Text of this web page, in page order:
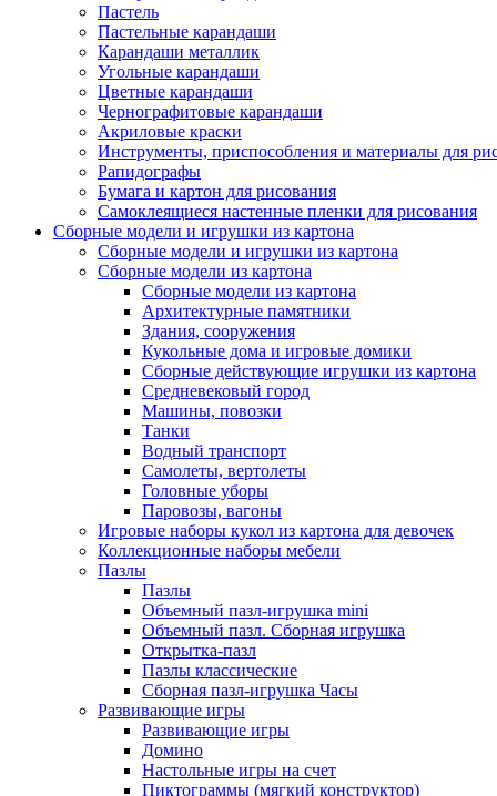
Пастель
Пастельные карандаши
Карандаши металлик
Угольные карандаши
Цветные карандаши
Чернографитовые карандаши
Акриловые краски
Инструменты, приспособления и материалы для
Рапидографы
Бумага и картон для рисования
Самоклеящиеся настенные пленки для рисования
Сборные модели и игрушки из картона
Сборные модели и игрушки из картона
Сборные модели из картона
Сборные модели из картона
Архитектурные памятники
Здания, сооружения
Кукольные дома и игровые домики
Сборные действующие игрушки из картона
Средневековый город
Машины, повозки
Танки
Водный транспорт
Самолеты, вертолеты
Головные уборы
Паровозы, вагоны
Игровые наборы кукол из картона для девочек
Коллекционные наборы мебели
Пазлы
Пазлы
Объемный пазл-игрушка mini
Объемный пазл. Сборная игрушка
Открытка-пазл
Пазлы классические
Сборная пазл-игрушка Часы
Развивающие игры
Развивающие игры
Домино
Настольные игры на счет
Пиктограммы (мягкий конструктор)